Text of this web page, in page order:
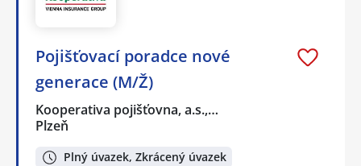
Pojišťovací poradce nové
generace (M/Ž)
Kooperativa pojišťovna, a.s.,…
Plzeň
Plný úvazek, Zkrácený úvazek